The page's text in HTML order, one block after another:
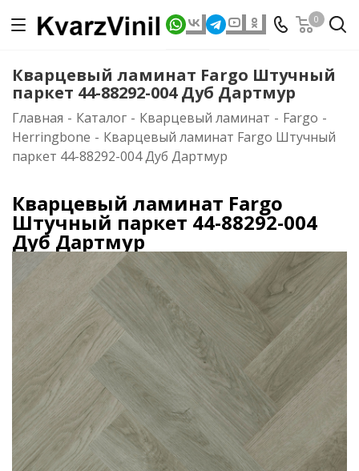
0
Кварцевый ламинат Fargo Штучный
паркет 44-88292-004 Дуб Дартмур
Главная - Каталог - Кварцевый ламинат - Fargo -
Herringbone - Кварцевый ламинат Fargo Штучный
паркет 44-88292-004 Дуб Дартмур
Кварцевый ламинат Fargo
Штучный паркет 44-88292-004
Дуб Дартмур